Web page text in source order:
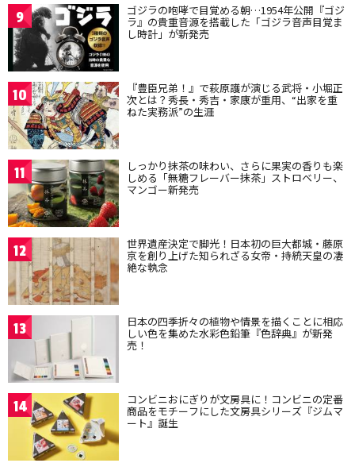
9 ゴジラの咆哮で目覚める朝…1954年公開『ゴジ
ラ』の貴重音源を搭載した「ゴジラ音声目覚ま
し時計」が新発売
10 『豊臣兄弟！』で萩原護が演じる武将・小堀正
次とは？秀長・秀吉・家康が重用、“出家を重
ねた実務派”の生涯
11 しっかり抹茶の味わい、さらに果実の香りも楽
しめる「無糖フレーバー抹茶」ストロベリー、
マンゴー新発売
12 世界遺産決定で脚光！日本初の巨大都城・藤原
京を創り上げた知られざる女帝・持統天皇の凄
絶な執念
13 日本の四季折々の植物や情景を描くことに相応
しい色を集めた水彩色鉛筆『色辞典』が新発
売！
14 コンビニおにぎりが文房具に！コンビニの定番
商品をモチーフにした文房具シリーズ『ジムマ
ート』誕生